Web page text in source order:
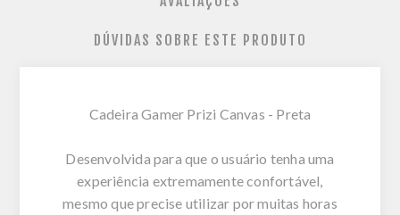
DÚVIDAS SOBRE ESTE PRODUTO
Cadeira Gamer Prizi Canvas - Preta
Desenvolvida para que o usuário tenha uma
experiência extremamente confortável,
mesmo que precise utilizar por muitas horas